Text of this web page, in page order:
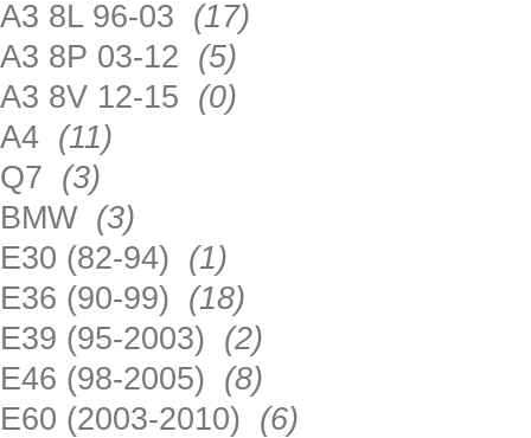
A3 8L 96-03 (17)
A3 8P 03-12 (5)
A3 8V 12-15 (0)
A4 (11)
Q7 (3)
BMW (3)
E30 (82-94) (1)
E36 (90-99) (18)
E39 (95-2003) (2)
E46 (98-2005) (8)
E60 (2003-2010) (6)